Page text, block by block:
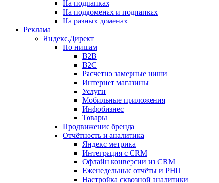
На подпапках
На поддоменах и подпапках
На разных доменах
Реклама
Яндекс.Директ
По нишам
B2B
B2C
Расчетно замерные ниши
Интернет магазины
Услуги
Мобильные приложения
Инфобизнес
Товары
Продвижение бренда
Отчётность и аналитика
Яндекс метрика
Интеграция с CRM
Офлайн конверсии из CRM
Еженедельные отчёты и РНП
Настройка сквозной аналитики